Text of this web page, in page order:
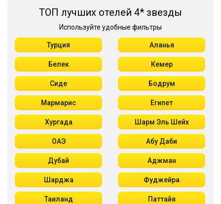
ТОП лучших отелей 4* звезды
Используйте удобные фильтры
Турция Аланья
Белек Кемер
Сиде Бодрум
Мармарис Египет
Хургада Шарм Эль Шейх
ОАЭ Абу Даби
Дубай Аджман
Шарджа Фуджейра
Таиланд Паттайя